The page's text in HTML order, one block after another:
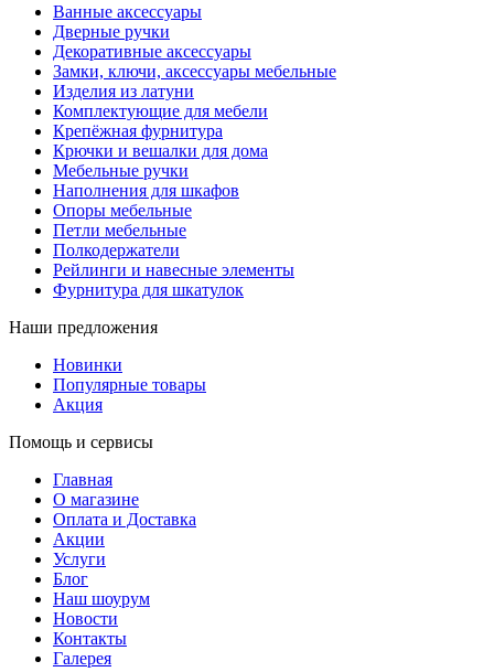
Ванные аксессуары
Дверные ручки
Декоративные аксессуары
Замки, ключи, аксессуары мебельные
Изделия из латуни
Комплектующие для мебели
Крепёжная фурнитура
Крючки и вешалки для дома
Мебельные ручки
Наполнения для шкафов
Опоры мебельные
Петли мебельные
Полкодержатели
Рейлинги и навесные элементы
Фурнитура для шкатулок
Наши предложения
Новинки
Популярные товары
Акция
Помощь и сервисы
Главная
О магазине
Оплата и Доставка
Акции
Услуги
Блог
Наш шоурум
Новости
Контакты
Галерея